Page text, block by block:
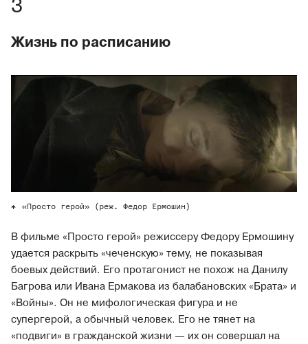
Жизнь по расписанию
«Просто герой» (реж. Федор Ермошин)
В фильме «Просто герой» режиссеру Федору Ермошину
удается раскрыть «чеченскую» тему, не показывая
боевых действий. Его протагонист не похож на Данилу
Багрова или Ивана Ермакова из балабановских «Брата» и
«Войны». Он не мифологическая фигура и не
супергерой, а обычный человек. Его не тянет на
«подвиги» в гражданской жизни — их он совершал на